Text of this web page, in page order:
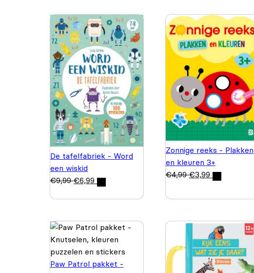
De tafelfabriek - Word
een wiskid
€9,99 €6,99
Zonnige reeks - Plakken
en kleuren 3+
€4,99 €3,99
Paw Patrol pakket -